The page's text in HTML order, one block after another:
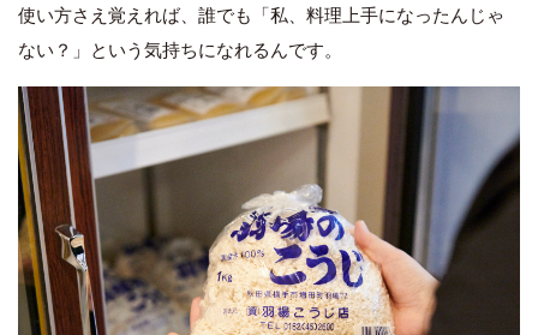
使い方さえ覚えれば、誰でも「私、料理上手になったんじゃ
ない？」という気持ちになれるんです。